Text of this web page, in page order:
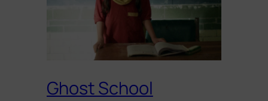
Ghost School